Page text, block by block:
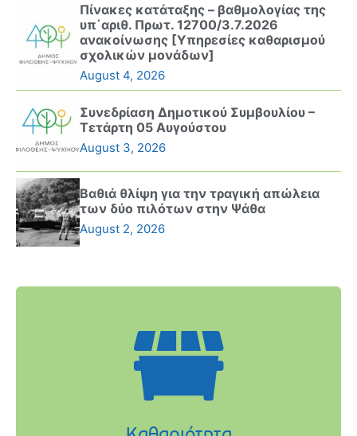
Πίνακες κατάταξης – βαθμολογίας της
υπ΄αριθ. Πρωτ. 12700/3.7.2026
ανακοίνωσης [Υπηρεσίες καθαρισμού
σχολικών μονάδων]
August 4, 2026
Συνεδρίαση Δημοτικού Συμβουλίου –
Τετάρτη 05 Αυγούστου
August 3, 2026
Βαθιά θλίψη για την τραγική απώλεια
των δύο πιλότων στην Ψάθα
August 2, 2026